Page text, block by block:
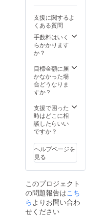
支援に関するよ
くある質問
手数料はいく
らかかります
か？
目標金額に届
かなかった場
合どうなりま
すか？
支援で困った
時はどこに相
談したらいい
ですか？
ヘルプページを
見る
このプロジェクト
の問題報告はこち
らよりお問い合わ
せください